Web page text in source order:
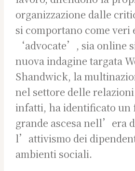
organizzazione dalle
si comportano come veri
‘advocate’, sia online
nuova indagine targata
Shandwick, la
nel settore delle
infatti, ha identificato un
grande ascesa nell’era
l’attivismo dei
ambienti sociali.